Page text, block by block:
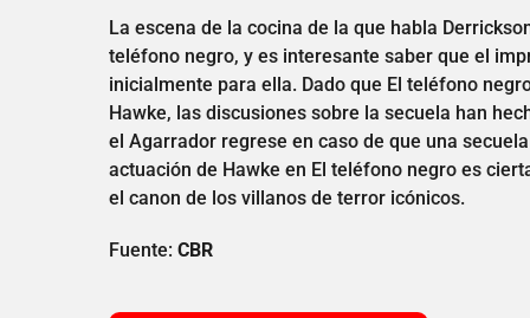
La escena de la cocina de la que habla
teléfono negro, y es interesante saber que el
inicialmente para ella. Dado que El teléfono
Hawke, las discusiones sobre la secuela han
el Agarrador regrese en caso de que una
actuación de Hawke en El teléfono negro es
el canon de los villanos de terror icónicos.
Fuente: CBR